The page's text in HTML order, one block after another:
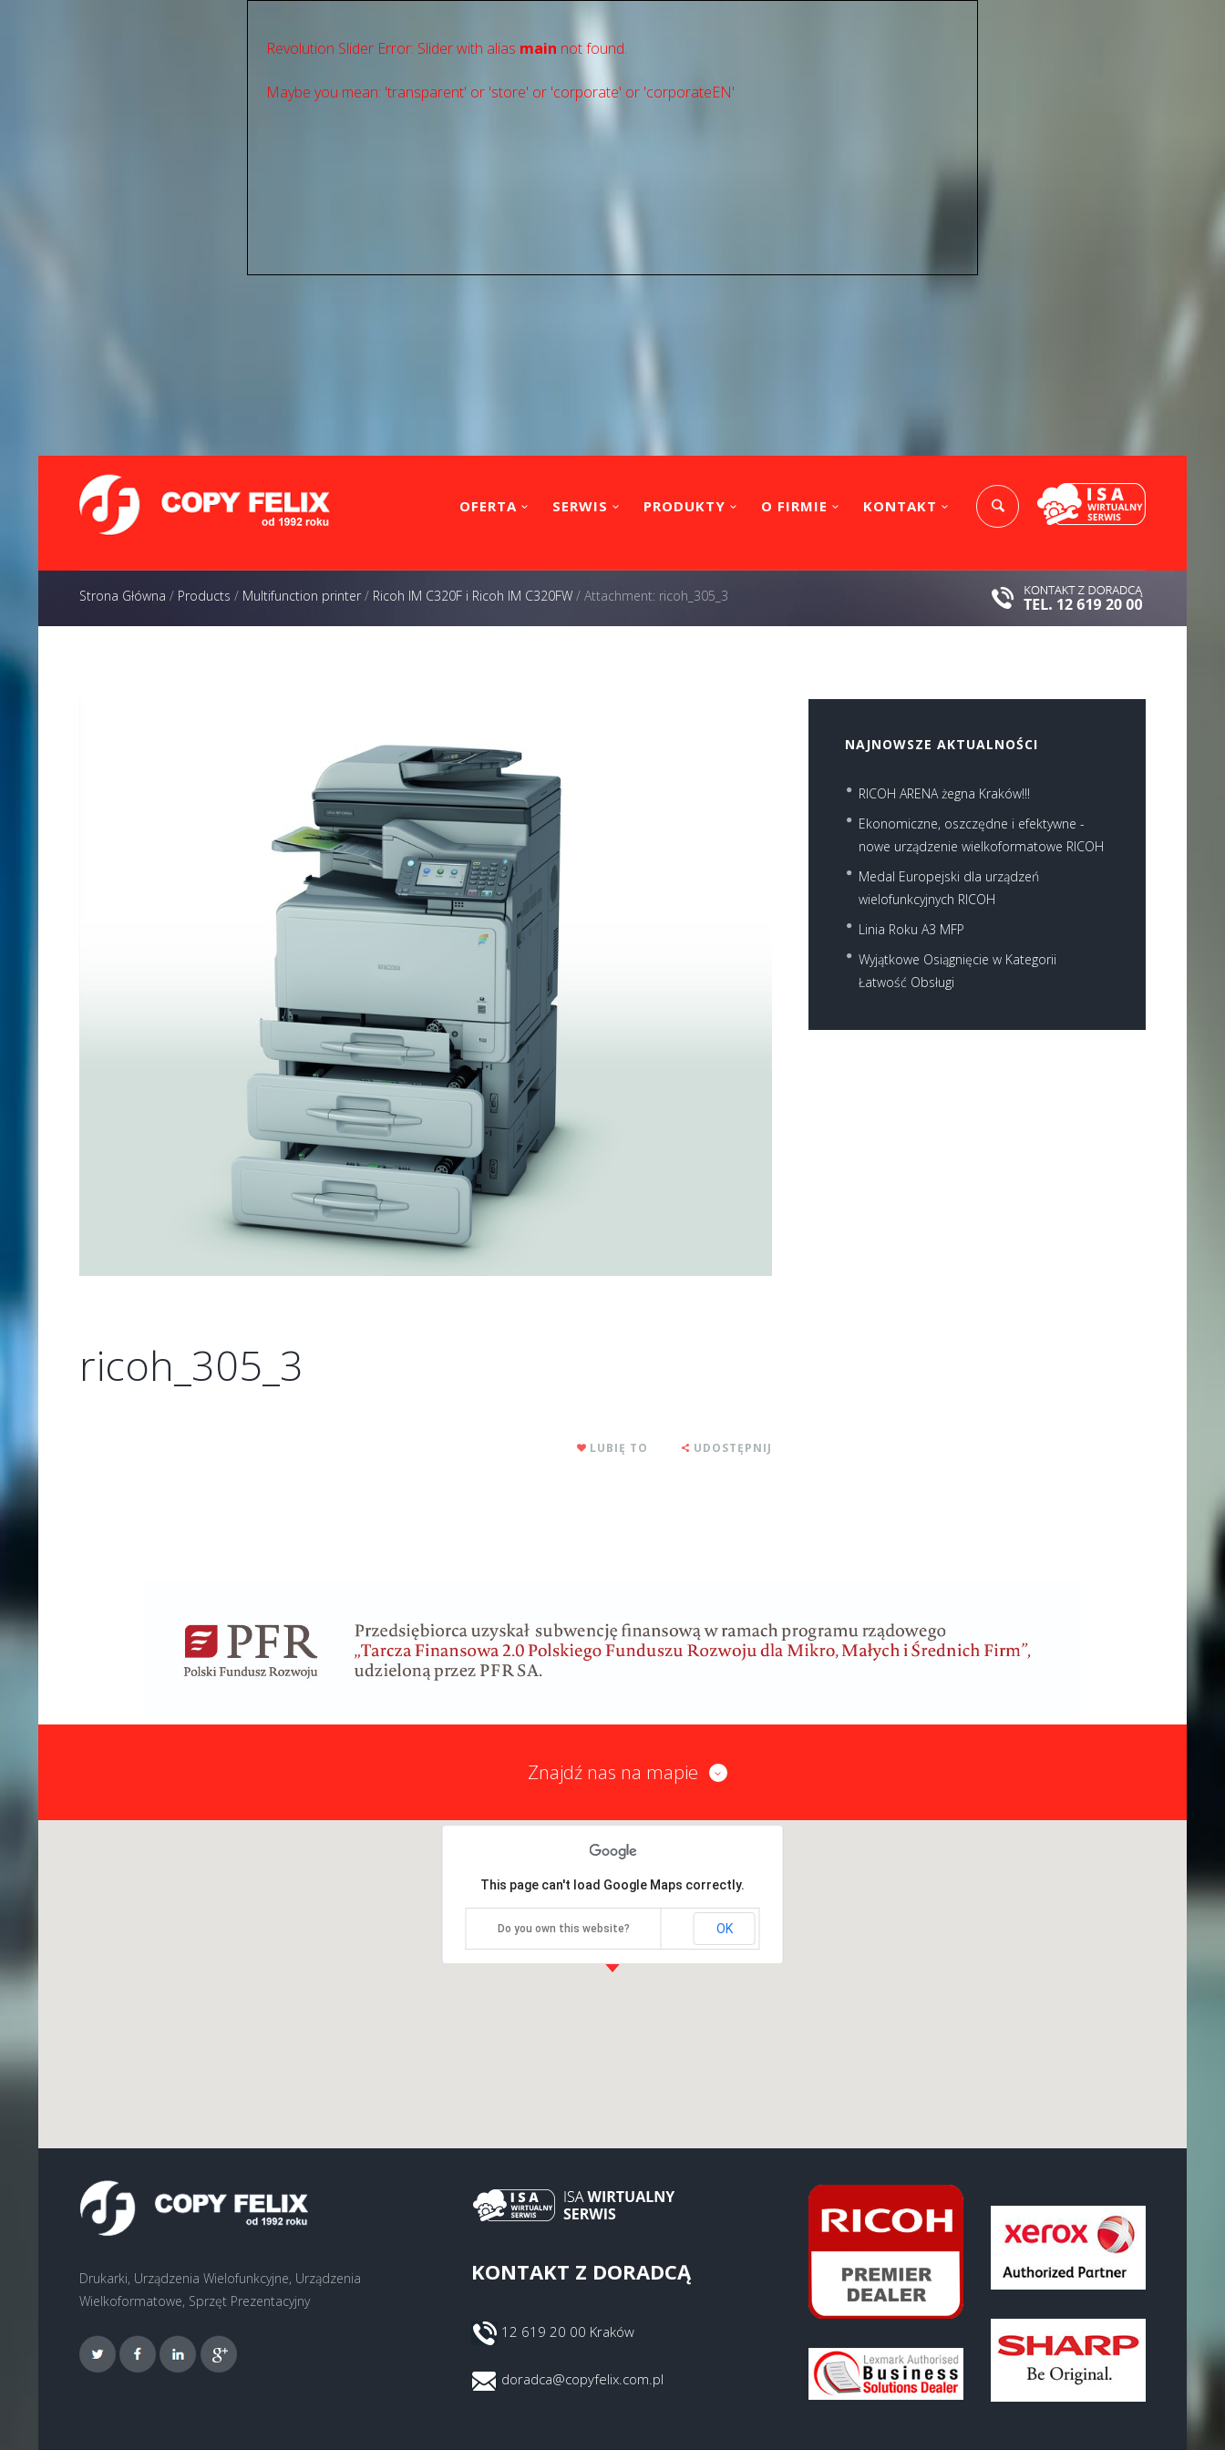
Revolution Slider Error: Slider with alias main not found.
Maybe you mean: 'transparent' or 'store' or 'сorporate' or 'corporateEN'
OFERTA SERWIS PRODUKTY O FIRMIE KONTAKT
Strona Główna / Products / Multifunction printer / Ricoh IM C320F i Ricoh IM C320FW / Attachment: ricoh_305_3
Next item
ricoh_305_3
LUBIĘ TO UDOSTĘPNIJ
NAJNOWSZE AKTUALNOŚCI
RICOH ARENA żegna Kraków!!!
Ekonomiczne, oszczędne i efektywne -
nowe urządzenie wielkoformatowe RICOH
Medal Europejski dla urządzeń
wielofunkcyjnych RICOH
Linia Roku A3 MFP
Wyjątkowe Osiągnięcie w Kategorii
Łatwość Obsługi
Znajdź nas na mapie
This page can't load Google Maps correctly.
Do you own this website? OK
Drukarki, Urządzenia Wielofunkcyjne, Urządzenia
Wielkoformatowe, Sprzęt Prezentacyjny
KONTAKT Z DORADCĄ
12 619 20 00 Kraków
doradca@copyfelix.com.pl